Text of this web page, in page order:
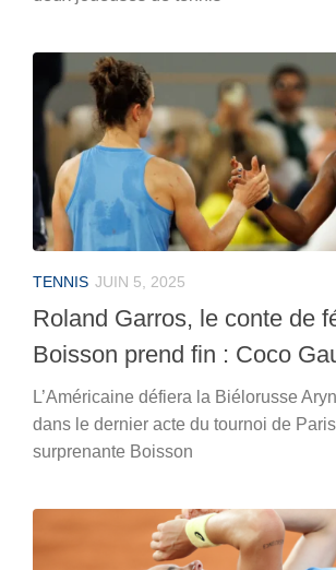
TENNIS JUIN 5, 2025
Roland Garros, le conte de
Boisson prend fin : Coco
L’Américaine défiera la Biélorusse
dans le dernier acte du tournoi de
surprenante Boisson